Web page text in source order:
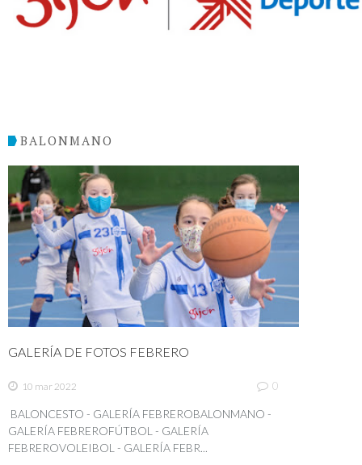
BALONMANO
GALERÍA DE FOTOS FEBRERO
10 mar 2022 0
BALONCESTO - GALERÍA FEBREROBALONMANO -
GALERÍA FEBREROFÚTBOL - GALERÍA
FEBREROVOLEIBOL - GALERÍA FEBR...